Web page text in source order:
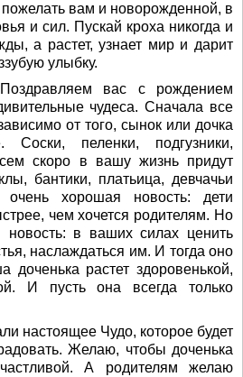
вам и новорожденной, в
и сил. Пускай кроха никогда и
а растет, узнает мир и дарит
улыбку.
вас с рождением
чудеса. Сначала все
от того, сынок или дочка
пеленки, подгузники,
скоро в вашу жизнь придут
бантики, платьица, девчачьи
очень хорошая новость: дети
чем хочется родителям. Но
новость: в ваших силах ценить
наслаждаться им. И тогда оно
доченька растет здоровенькой,
И пусть она всегда только
настоящее Чудо, которое будет
Желаю, чтобы доченька
А родителям желаю